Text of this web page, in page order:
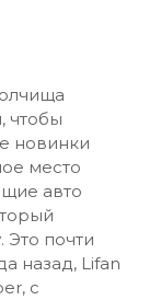
чтобы
новинки
место
авто
Это почти
назад, Lifan
с